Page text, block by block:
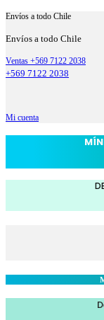
Envíos a todo Chile
Envíos a todo Chile
Ventas +569 7122 2038
+569 7122 2038
Mi cuenta